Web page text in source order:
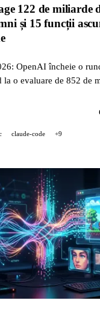
122 de miliarde
și 15 funcții
OpenAI încheie o
la o evaluare de 852 de
funcționalitățile
claude-code +9